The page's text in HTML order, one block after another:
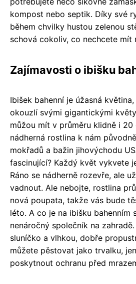
kompost nebo septik. Díky své
během chvilky hustou zelenou
schová cokoliv, co nechcete mít
Zajímavosti o ibišku
Ibišek bahenní je úžasná
okouzlí svými gigantickými
můžou mít v průměru klidně i 20
nádherná rostlina k nám
mokřadů a bažin jihovýchodu
fascinující? Každý květ vykvete
Ráno se nádherně rozevře, ale
vadnout. Ale nebojte, rostlina
nová poupata, takže vás bude
léto. A co je na ibišku bahenním
nenáročný společník na
sluníčko a vlhkou, dobře
můžete pěstovat jako trvalku,
poskytnout ochranu před